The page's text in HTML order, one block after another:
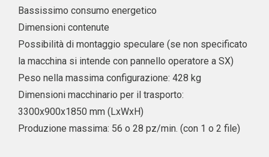
Bassissimo consumo energetico
Dimensioni contenute
Possibilità di montaggio speculare (se non specificato
la macchina si intende con pannello operatore a SX)
Peso nella massima configurazione: 428 kg
Dimensioni macchinario per il trasporto:
3300x900x1850 mm (LxWxH)
Produzione massima: 56 o 28 pz/min. (con 1 o 2 file)